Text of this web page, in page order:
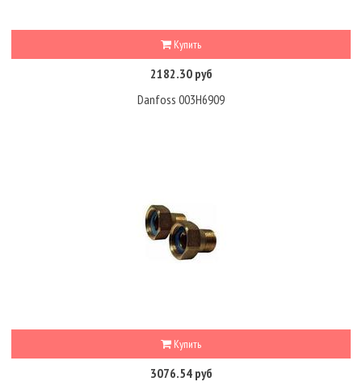
Купить
2182.30 руб
Danfoss 003H6909
Купить
3076.54 руб